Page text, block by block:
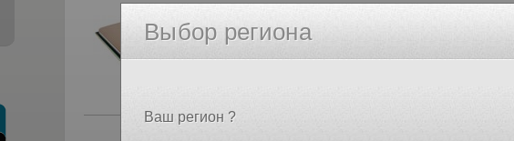
Процессор AMD X4 FX-4350 Socket-AM3+
Тип: Процессор, Брэнд: AMD, Серия/семейство (проц): нет,
Гарантия: 36 мес.
Выбор региона
Ваш регион ?